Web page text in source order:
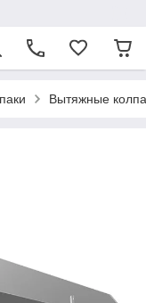
Вытяжные